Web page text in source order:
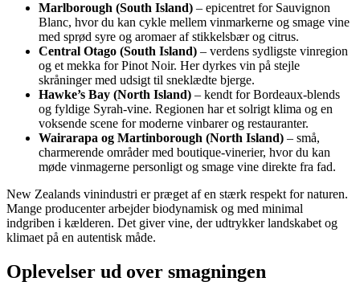
Marlborough (South Island) – epicentret for Sauvignon
Blanc, hvor du kan cykle mellem vinmarkerne og smage vine
med sprød syre og aromaer af stikkelsbær og citrus.
Central Otago (South Island) – verdens sydligste vinregion
og et mekka for Pinot Noir. Her dyrkes vin på stejle
skråninger med udsigt til sneklædte bjerge.
Hawke’s Bay (North Island) – kendt for Bordeaux-blends
og fyldige Syrah-vine. Regionen har et solrigt klima og en
voksende scene for moderne vinbarer og restauranter.
Wairarapa og Martinborough (North Island) – små,
charmerende områder med boutique-vinerier, hvor du kan
møde vinmagerne personligt og smage vine direkte fra fad.
New Zealands vinindustri er præget af en stærk respekt for naturen.
Mange producenter arbejder biodynamisk og med minimal
indgriben i kælderen. Det giver vine, der udtrykker landskabet og
klimaet på en autentisk måde.
Oplevelser ud over smagningen